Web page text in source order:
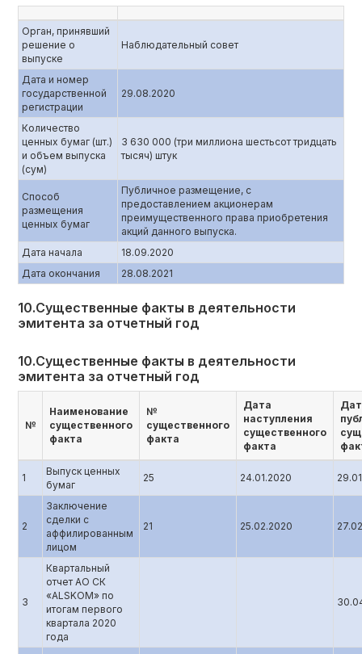
Орган, принявший
решение о
выпуске
Наблюдательный совет
Дата и номер
государственной
регистрации
29.08.2020
Количество
ценных бумаг (шт.)
и объем выпуска
(сум)
3 630 000 (три миллиона шестьсот тридцать
тысяч) штук
Способ
размещения
ценных бумаг
Публичное размещение, с
предоставлением акционерам
преимущественного права приобретения
акций данного выпуска.
Дата начала
18.09.2020
Дата окончания
28.08.2021
10.Существенные факты в деятельности
эмитента за отчетный год
10.Существенные факты в деятельности
эмитента за отчетный год
№
Наименование
существенного
факта
№
существенного
факта
Дата
наступления
существенного
факта
1
Выпуск ценных
бумаг
25 24.01.2020
2
Заключение
сделки с
аффилированным
лицом
21 25.02.2020
3
Квартальный
отчет АО СК
«ALSKOM» по
итогам первого
квартала 2020
года